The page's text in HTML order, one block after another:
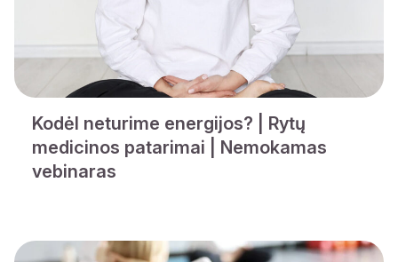
Kodėl neturime energijos? | Rytų
medicinos patarimai | Nemokamas
vebinaras